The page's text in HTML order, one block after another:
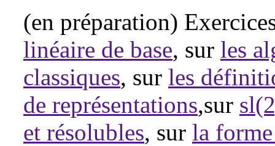
(en préparation)
linéaire de base, sur les
classiques, sur les
de représentations,sur
et résolubles, sur la